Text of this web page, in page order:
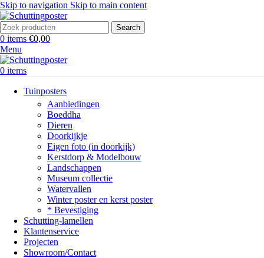
Skip to navigation Skip to main content
Search
0 items €0,00
Menu
0 items
Tuinposters
Aanbiedingen
Boeddha
Dieren
Doorkijkje
Eigen foto (in doorkijk)
Kerstdorp & Modelbouw
Landschappen
Museum collectie
Watervallen
Winter poster en kerst poster
* Bevestiging
Schutting-lamellen
Klantenservice
Projecten
Showroom/Contact